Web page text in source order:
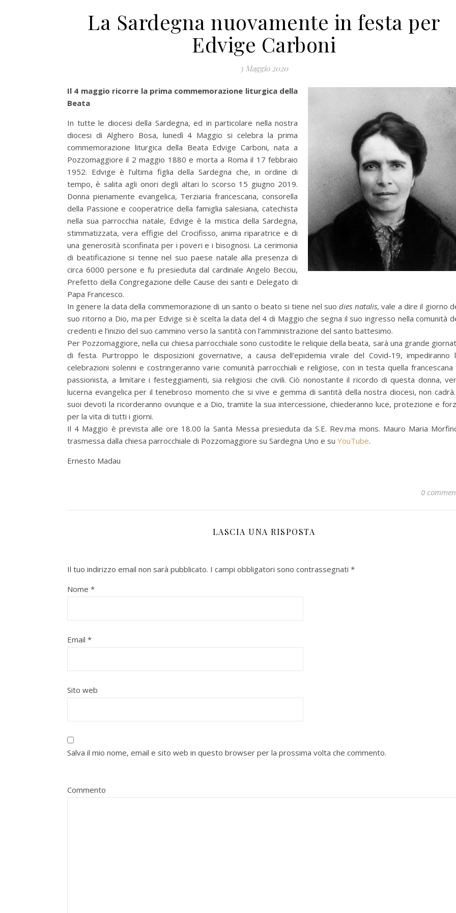
La Sardegna nuovamente in festa per
Edvige Carboni
3 Maggio 2020
Il 4 maggio ricorre la prima commemorazione liturgica della
Beata
In tutte le diocesi della Sardegna, ed in particolare nella nostra
diocesi di Alghero Bosa, lunedì 4 Maggio si celebra la prima
commemorazione liturgica della Beata Edvige Carboni, nata a
Pozzomaggiore il 2 maggio 1880 e morta a Roma il 17 febbraio
1952. Edvige è l’ultima figlia della Sardegna che, in ordine di
tempo, è salita agli onori degli altari lo scorso 15 giugno 2019.
Donna pienamente evangelica, Terziaria francescana, consorella
della Passione e cooperatrice della famiglia salesiana, catechista
nella sua parrocchia natale, Edvige è la mistica della Sardegna,
stimmatizzata, vera effigie del Crocifisso, anima riparatrice e di
una generosità sconfinata per i poveri e i bisognosi. La cerimonia
di beatificazione si tenne nel suo paese natale alla presenza di
circa 6000 persone e fu presieduta dal cardinale Angelo Becciu,
Prefetto della Congregazione delle Cause dei santi e Delegato di
Papa Francesco.
In genere la data della commemorazione di un santo o beato si tiene nel suodies natalis, vale a dire il giorno
suo ritorno a Dio, ma per Edvige si è scelta la data del 4 di Maggio che segna il suo ingresso nella comunità
credenti e l’inizio del suo cammino verso la santità con l’amministrazione del santo battesimo.
Per Pozzomaggiore, nella cui chiesa parrocchiale sono custodite le reliquie della beata, sarà una grande
di festa. Purtroppo le disposizioni governative, a causa dell’epidemia virale del Covid-19, impediranno
celebrazioni solenni e costringeranno varie comunità parrocchiali e religiose, con in testa quella francescana
passionista, a limitare i festeggiamenti, sia religiosi che civili. Ciò nonostante il ricordo di questa donna,
lucerna evangelica per il tenebroso momento che si vive e gemma di santità della nostra diocesi, non
suoi devoti la ricorderanno ovunque e a Dio, tramite la sua intercessione, chiederanno luce, protezione e
per la vita di tutti i giorni.
Il 4 Maggio è prevista alle ore 18.00 la Santa Messa presieduta da S.E. Rev.ma mons. Mauro Maria
trasmessa dalla chiesa parrocchiale di Pozzomaggiore su Sardegna Uno e su YouTube.
Ernesto Madau
0
LASCIA UNA RISPOSTA
Il tuo indirizzo email non sarà pubblicato. I campi obbligatori sono contrassegnati *
Nome *
Email *
Sito web
Salva il mio nome, email e sito web in questo browser per la prossima volta che commento.
Commento